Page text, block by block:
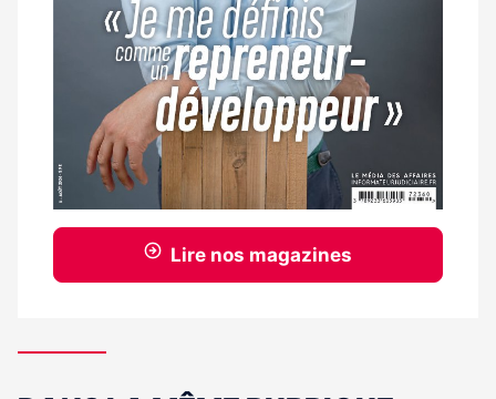
Lire nos magazines